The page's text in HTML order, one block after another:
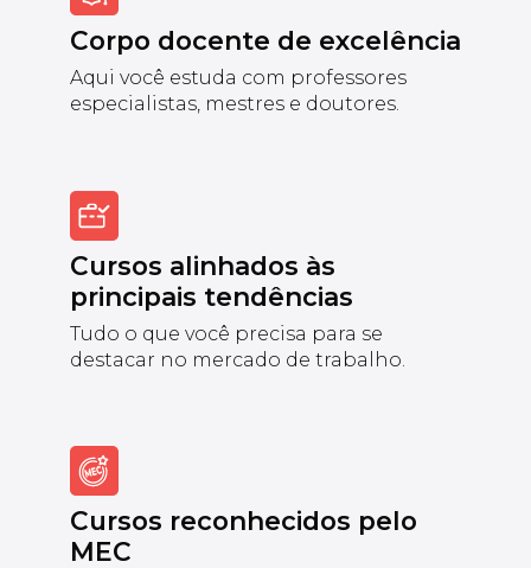
Corpo docente de excelência
Aqui você estuda com professores
especialistas, mestres e doutores.
Cursos alinhados às
principais tendências
Tudo o que você precisa para se
destacar no mercado de trabalho.
Cursos reconhecidos pelo
MEC